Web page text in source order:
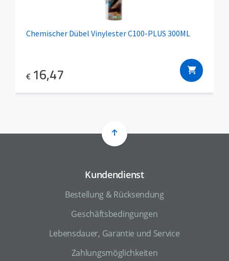
Chemischer Dübel Vinylester C100-PLUS 300ML
€ 16,47
Kundendienst
Bestellung & Rücksendung
Geschäftsbedingungen
Lebensdauer, Garantie und Service
Zahlungsmöglichkeiten